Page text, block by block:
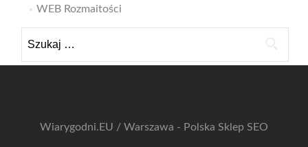
WEB Rozmaitości
Wiarygodni.EU / Warszawa - Polska Sklep SEO